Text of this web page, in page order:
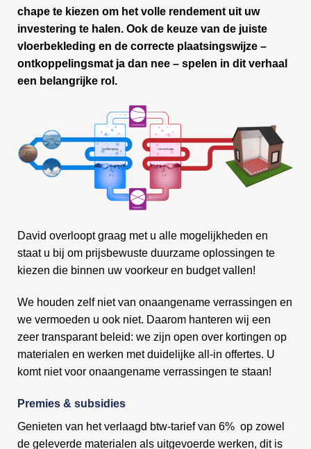
chape te kiezen om het volle rendement uit uw
investering te halen. Ook de keuze van de juiste
vloerbekleding en de correcte plaatsingswijze –
ontkoppelingsmat ja dan nee – spelen in dit verhaal
een belangrijke rol.
David overloopt graag met u alle mogelijkheden en
staat u bij om prijsbewuste duurzame oplossingen te
kiezen die binnen uw voorkeur en budget vallen!
We houden zelf niet van onaangename verrassingen en
we vermoeden u ook niet. Daarom hanteren wij een
zeer transparant beleid: we zijn open over kortingen op
materialen en werken met duidelijke all-in offertes. U
komt niet voor onaangename verrassingen te staan!
Premies & subsidies
Genieten van het verlaagd btw-tarief van 6% op zowel
de geleverde materialen als uitgevoerde werken, dit is